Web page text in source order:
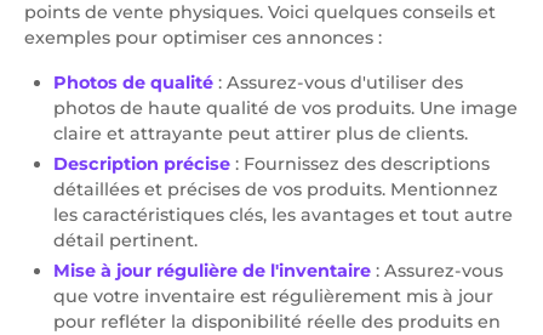
points de vente physiques. Voici quelques conseils et
exemples pour optimiser ces annonces :
Photos de qualité : Assurez-vous d'utiliser des
photos de haute qualité de vos produits. Une image
claire et attrayante peut attirer plus de clients.
Description précise : Fournissez des descriptions
détaillées et précises de vos produits. Mentionnez
les caractéristiques clés, les avantages et tout autre
détail pertinent.
Mise à jour régulière de l'inventaire : Assurez-vous
que votre inventaire est régulièrement mis à jour
pour refléter la disponibilité réelle des produits en